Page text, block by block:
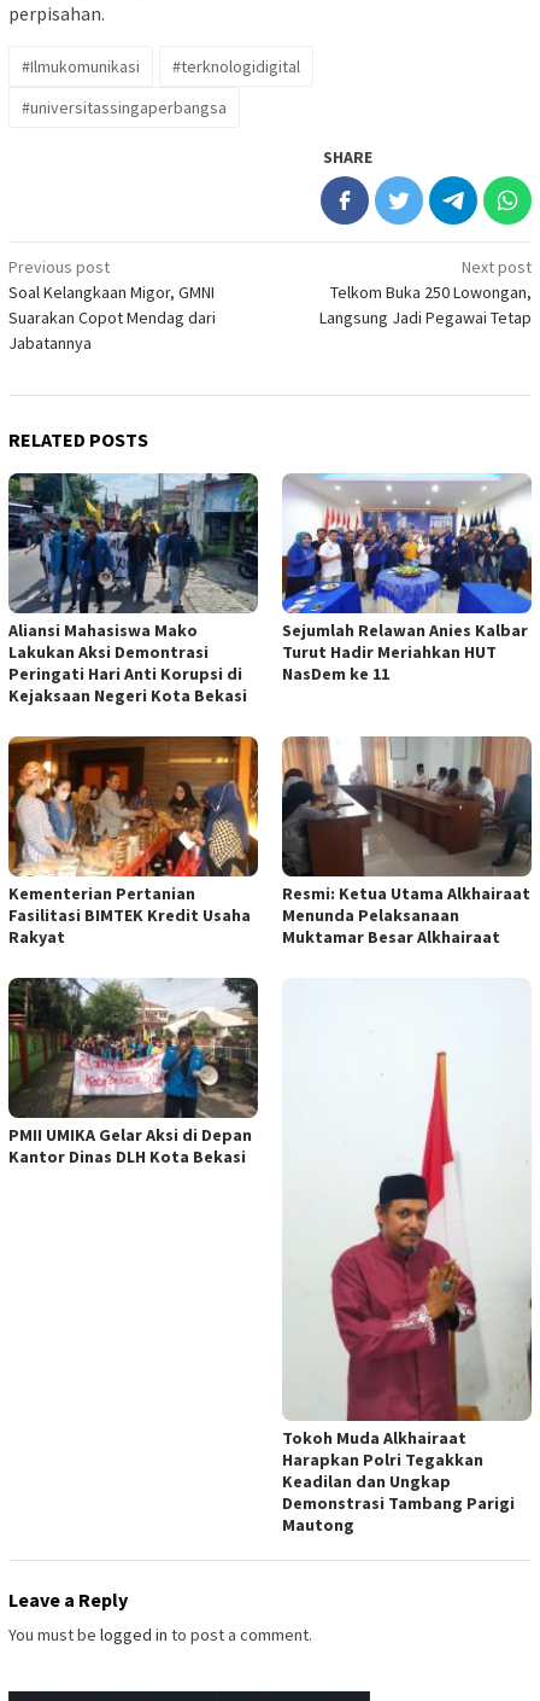
perpisahan.
#Ilmukomunikasi
#terknologidigital
#universitassingaperbangsa
SHARE
Post
navigation
Previous post
Soal Kelangkaan Migor, GMNI
Suarakan Copot Mendag dari
Jabatannya
Next post
Telkom Buka 250 Lowongan,
Langsung Jadi Pegawai Tetap
RELATED POSTS
Aliansi Mahasiswa Mako
Lakukan Aksi Demontrasi
Peringati Hari Anti Korupsi di
Kejaksaan Negeri Kota Bekasi
Sejumlah Relawan Anies Kalbar
Turut Hadir Meriahkan HUT
NasDem ke 11
Kementerian Pertanian
Fasilitasi BIMTEK Kredit Usaha
Rakyat
Resmi: Ketua Utama Alkhairaat
Menunda Pelaksanaan
Muktamar Besar Alkhairaat
PMII UMIKA Gelar Aksi di Depan
Kantor Dinas DLH Kota Bekasi
Tokoh Muda Alkhairaat
Harapkan Polri Tegakkan
Keadilan dan Ungkap
Demonstrasi Tambang Parigi
Mautong
Leave a Reply
You must be logged in to post a comment.